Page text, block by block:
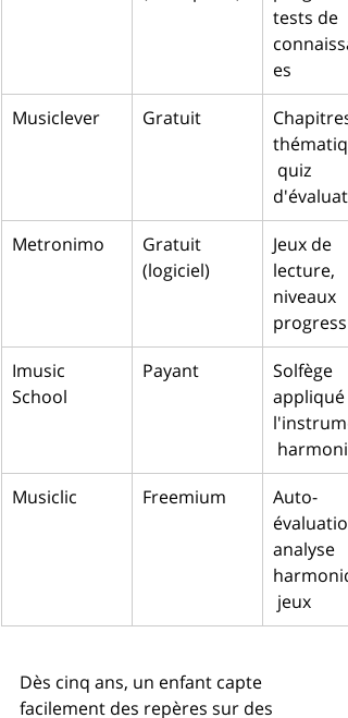
tests de
es
Musiclever
Gratuit
Chapitres
quiz
Metronimo
Gratuit
(logiciel)
Jeux de
lecture,
niveaux
Imusic
School
Payant
Solfège
appliqué
harmonie
Musiclic
Freemium
Auto-
analyse
jeux
Dès cinq ans, un enfant capte
facilement des repères sur des